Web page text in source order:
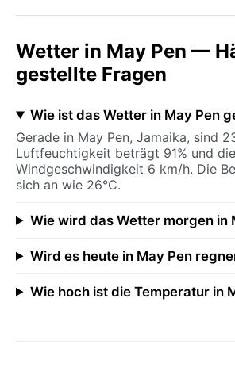
Wetter in May Pen —
gestellte Fragen
Wie ist das Wetter in May Pen
Gerade in May Pen, Jamaika, sind
Luftfeuchtigkeit beträgt 91% und die
Windgeschwindigkeit 6 km/h. Die
sich an wie 26°C.
Wie wird das Wetter morgen in
Wird es heute in May Pen
Wie hoch ist die Temperatur in